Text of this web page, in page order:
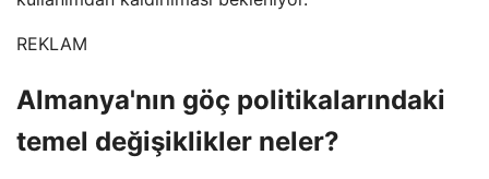
REKLAM
Almanya'nın göç politikalarındaki
temel değişiklikler neler?